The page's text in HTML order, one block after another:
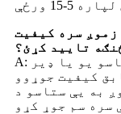
زموږ سره کیفیت
تایید کړئ؟
A: موږ کولی شو نمونې چمتو کړو او تاسو یو یا ډیر
به یې ستاسو د